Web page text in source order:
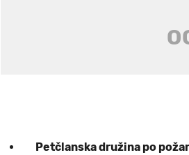
Petčlanska družina po